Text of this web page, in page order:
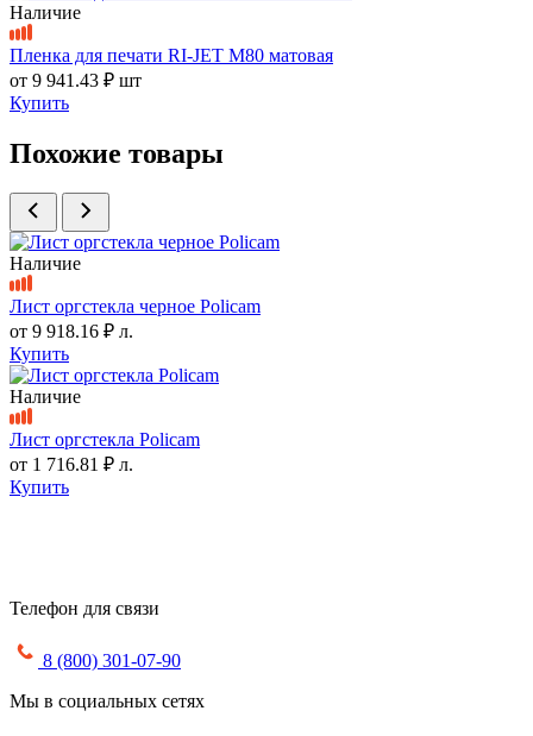
Наличие
Пленка для печати RI-JET M80 матовая
от 9 941.43 ₽ шт
Купить
Похожие товары
Наличие
Лист оргстекла черное Policam
от 9 918.16 ₽ л.
Купить
Наличие
Лист оргстекла Policam
от 1 716.81 ₽ л.
Купить
Телефон для связи
8 (800) 301-07-90
Мы в социальных сетях